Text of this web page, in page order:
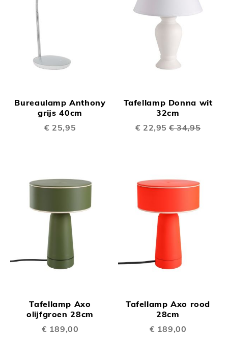
Bureaulamp Anthony
grijs 40cm
€ 25,95
Tafellamp Donna wit
32cm
Speciale
€ 22,95 € 34,95
Tafellamp Axo
olijfgroen 28cm
€ 189,00
Tafellamp Axo rood
28cm
€ 189,00